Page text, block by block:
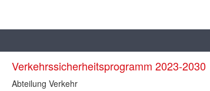
Verkehrssicherheitsprogramm 2023-2030
Abteilung Verkehr